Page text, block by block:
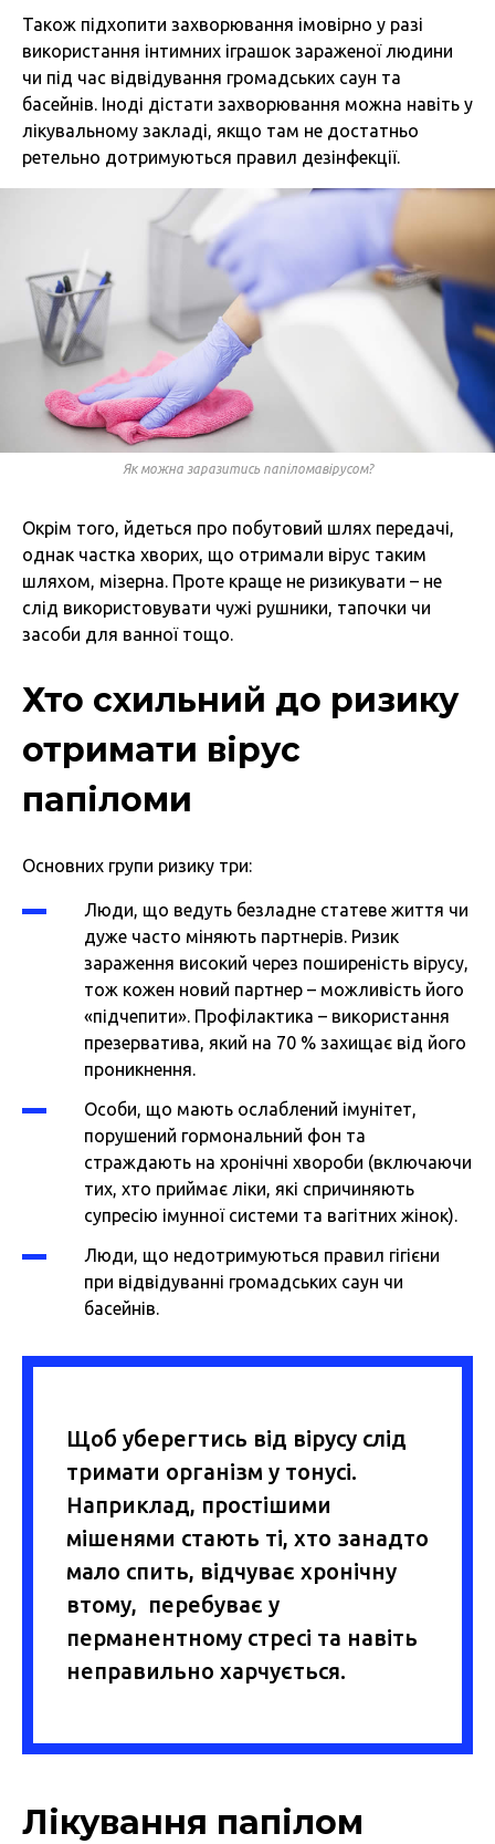
Також підхопити захворювання імовірно у разі
використання інтимних іграшок зараженої людини
чи під час відвідування громадських саун та
басейнів. Іноді дістати захворювання можна навіть у
лікувальному закладі, якщо там не достатньо
ретельно дотримуються правил дезінфекції.
Як можна заразитись папіломавірусом?
Окрім того, йдеться про побутовий шлях передачі,
однак частка хворих, що отримали вірус таким
шляхом, мізерна. Проте краще не ризикувати – не
слід використовувати чужі рушники, тапочки чи
засоби для ванної тощо.
Хто схильний до ризику
отримати вірус
папіломи
Основних групи ризику три:
Люди, що ведуть безладне статеве життя чи
дуже часто міняють партнерів. Ризик
зараження високий через поширеність вірусу,
тож кожен новий партнер – можливість його
«підчепити». Профілактика – використання
презерватива, який на 70 % захищає від його
проникнення.
Особи, що мають ослаблений імунітет,
порушений гормональний фон та
страждають на хронічні хвороби (включаючи
тих, хто приймає ліки, які спричиняють
супресію імунної системи та вагітних жінок).
Люди, що недотримуються правил гігієни
при відвідуванні громадських саун чи
басейнів.
Щоб уберегтись від вірусу слід
тримати організм у тонусі.
Наприклад, простішими
мішенями стають ті, хто занадто
мало спить, відчуває хронічну
втому, перебуває у
перманентному стресі та навіть
неправильно харчується.
Лікування папілом